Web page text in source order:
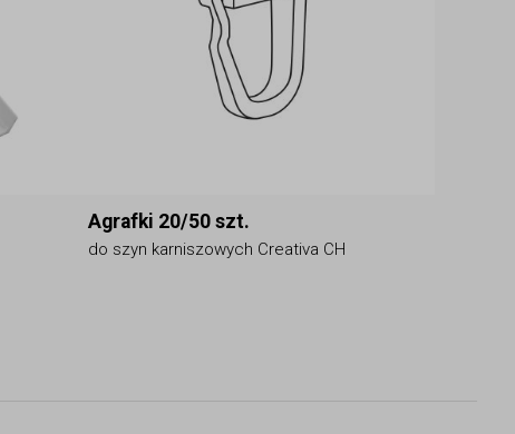
Agrafki 20/50 szt.
do szyn karniszowych Creativa CH